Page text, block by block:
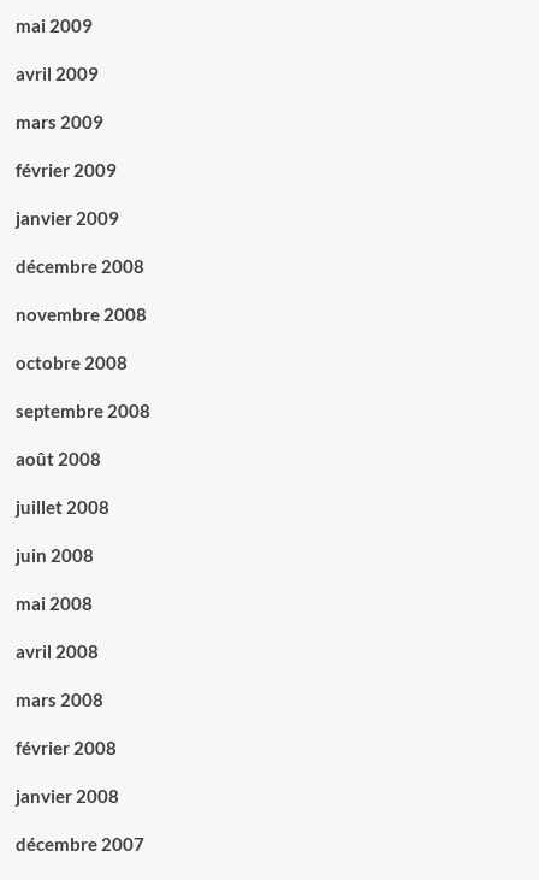
mai 2009
avril 2009
mars 2009
février 2009
janvier 2009
décembre 2008
novembre 2008
octobre 2008
septembre 2008
août 2008
juillet 2008
juin 2008
mai 2008
avril 2008
mars 2008
février 2008
janvier 2008
décembre 2007